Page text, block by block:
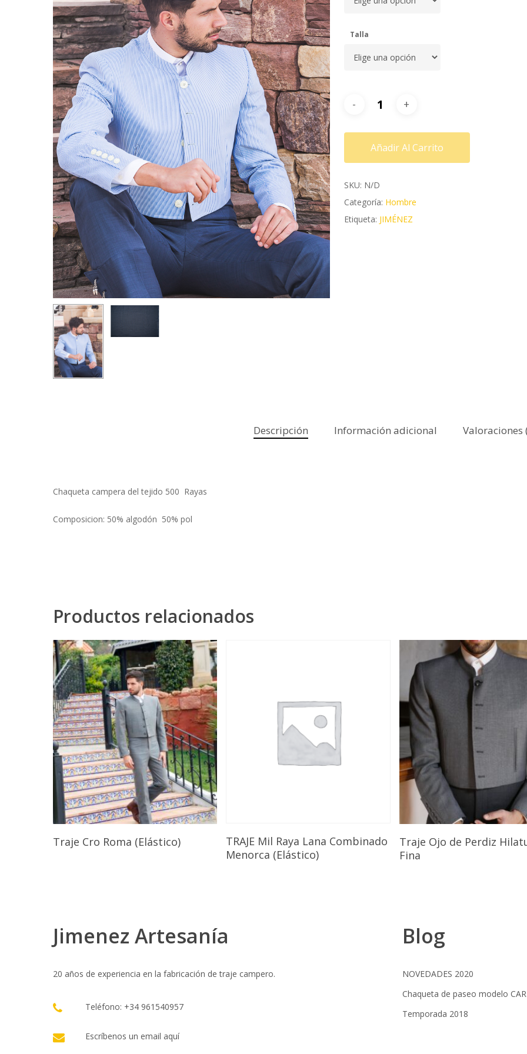
Talla
Añadir Al Carrito
SKU: N/D
Categoría: Hombre
Etiqueta: JIMÉNEZ
Descripción Información adicional Valoraciones
Chaqueta campera del tejido 500 Rayas
Composicion: 50% algodón 50% pol
Productos relacionados
Seleccionar Opciones
Traje Cro Roma (Elástico) Seleccionar Opciones
TRAJE Mil Raya Lana Combinado
Menorca (Elástico)
Seleccionar
Traje Ojo de Perdiz
Fina
Jimenez Artesanía
20 años de experiencia en la fabricación de traje campero.
Teléfono: +34 961540957
Escríbenos un email aquí
Blog
NOVEDADES 2020
Chaqueta de paseo modelo
Temporada 2018